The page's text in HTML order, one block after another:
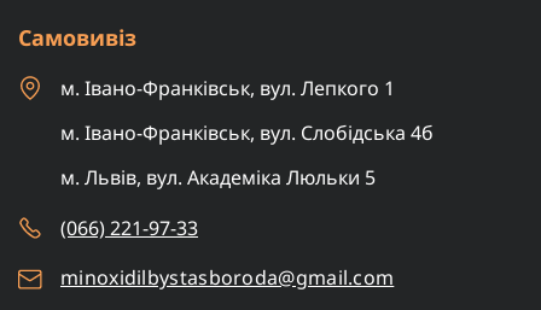
Самовивіз
м. Івано-Франківськ, вул. Лепкого 1
м. Івано-Франківськ, вул. Слобідська 4б
м. Львів, вул. Академіка Люльки 5
(066) 221-97-33
minoxidilbystasboroda@gmail.com